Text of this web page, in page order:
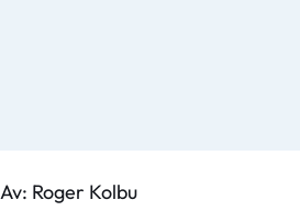
Av: Roger Kolbu